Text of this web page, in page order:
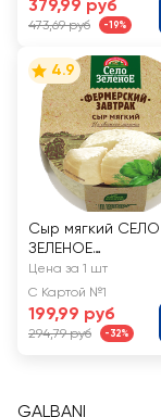
379,99 руб
473,69 руб -19%
4.9
Сыр мягкий СЕЛО
ЗЕЛЕНОЕ
Фермерский
завтрак 45%, без
змж
Цена за 1 шт
С Картой №1
199,99 руб
294,79 руб -32%
GALBANI